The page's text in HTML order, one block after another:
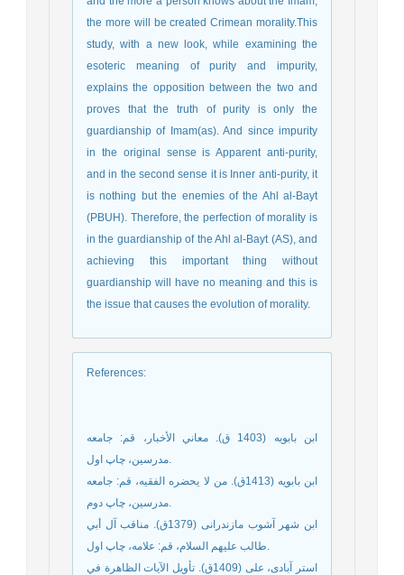
the more will be created Crimean morality.This
study, with a new look, while examining the
esoteric meaning of purity and impurity,
explains the opposition between the two and
proves that the truth of purity is only the
guardianship of Imam(as). And since impurity
in the original sense is Apparent anti-purity,
and in the second sense it is Inner anti-purity, it
is nothing but the enemies of the Ahl al-Bayt
(PBUH). Therefore, the perfection of morality is
in the guardianship of the Ahl al-Bayt (AS), and
achieving this important thing without
guardianship will have no meaning and this is
the issue that causes the evolution of morality.
References:
ابن بابویه (1403 ق). معاني الأخبار، قم: جامعه
مدرسين‏، چاپ اول.
ابن بابویه (1413ق). من لا يحضره الفقيه، قم: جامعه
مدرسين‏، چاپ دوم.
ابن شهر آشوب مازندرانى (1379ق). مناقب آل أبي
طالب عليهم السلام، قم: علامه، چاپ اول.
استر آبادی، علی (1409ق). تأويل الآيات الظاهرة في